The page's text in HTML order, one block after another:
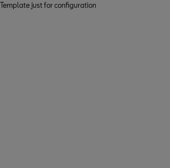
Template just for configuration